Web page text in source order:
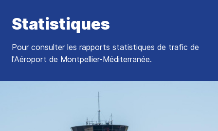
Statistiques
Pour consulter les rapports statistiques de trafic de
l'Aéroport de Montpellier-Méditerranée.